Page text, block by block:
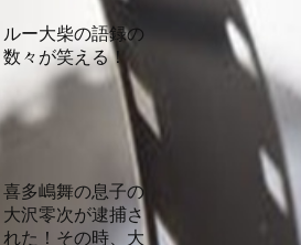
ルー大柴の語録の
数々が笑える！
喜多嶋舞の息子の
大沢零次が逮捕さ
れた！その時、大